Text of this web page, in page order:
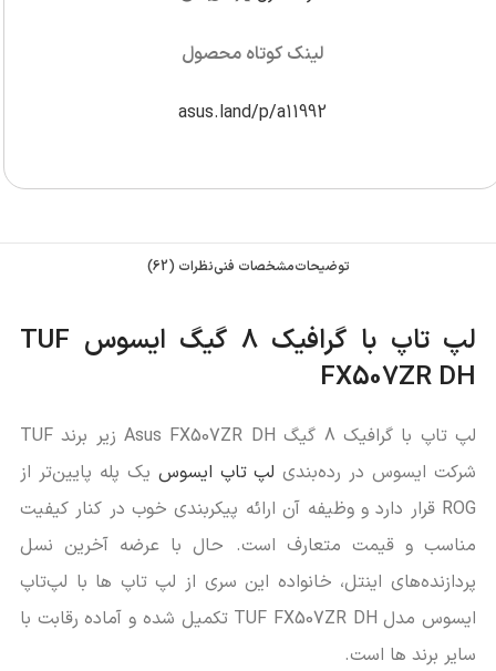
لینک کوتاه محصول
asus.land/p/a11992
توضیحاتمشخصات فنینظرات (62)
لپ‌ تاپ با گرافیک 8 گیگ ایسوس TUF
FX507ZR DH
لپ تاپ با گرافیک 8 گیگ Asus FX507ZR DH زیر برند TUF
شرکت ایسوس در رده‌بندی لپ تاپ ایسوس یک پله پایین‌تر از
ROG قرار دارد و وظیفه آن ارائه پیکربندی خوب در کنار کیفیت
مناسب و قیمت متعارف است. حال با عرضه آخرین نسل
پردازنده‌های اینتل، خانواده این سری از لپ‌ تاپ‌ ها با لپ‌تاپ
ایسوس مدل TUF FX507ZR DH تکمیل شده و آماده رقابت با
سایر برند ها است.